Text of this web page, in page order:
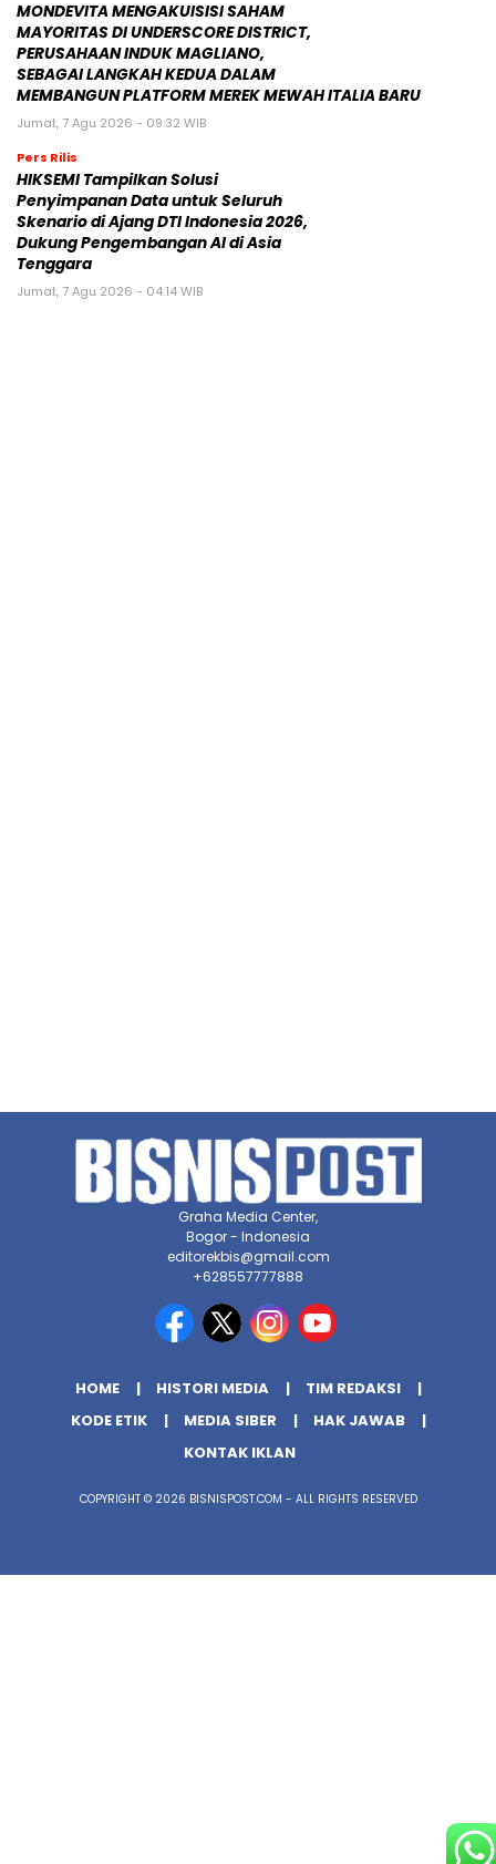
MONDEVITA MENGAKUISISI SAHAM
MAYORITAS DI UNDERSCORE DISTRICT,
PERUSAHAAN INDUK MAGLIANO,
SEBAGAI LANGKAH KEDUA DALAM
MEMBANGUN PLATFORM MEREK MEWAH ITALIA BARU
Jumat, 7 Agu 2026 - 09:32 WIB
Pers Rilis
HIKSEMI Tampilkan Solusi
Penyimpanan Data untuk Seluruh
Skenario di Ajang DTI Indonesia 2026,
Dukung Pengembangan AI di Asia
Tenggara
Jumat, 7 Agu 2026 - 04:14 WIB
Graha Media Center,
Bogor - Indonesia
editorekbis@gmail.com
+628557777888
HOME HISTORI MEDIA
TIM REDAKSI
KODE ETIK
MEDIA SIBER
HAK JAWAB
KONTAK IKLAN
COPYRIGHT © 2026 BISNISPOST.COM - ALL RIGHTS RESERVED